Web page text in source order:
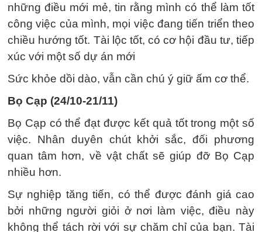
những điều mới mẻ, tin rằng mình có thể làm tốt
công việc của mình, mọi việc đang tiến triển theo
chiều hướng tốt. Tài lộc tốt, có cơ hội đầu tư, tiếp
xúc với một số dự án mới
Sức khỏe dồi dào, vẫn cần chú ý giữ ấm cơ thể.
Bọ Cạp (24/10-21/11)
Bọ Cạp có thể đạt được kết quả tốt trong một số
việc. Nhân duyên chút khởi sắc, đối phương
quan tâm hơn, về vật chất sẽ giúp đỡ Bọ Cạp
nhiều hơn.
Sự nghiệp tăng tiến, có thể được đánh giá cao
bởi những người giỏi ở nơi làm việc, điều này
không thể tách rời với sự chăm chỉ của bạn. Tài